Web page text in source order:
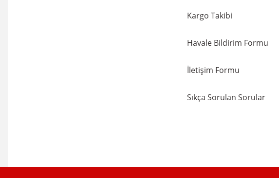
Kargo Takibi
Havale Bildirim Formu
İletişim Formu
Sıkça Sorulan Sorular